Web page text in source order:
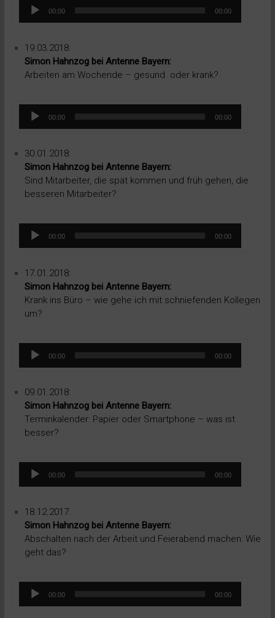
Audio-
Player
00:00 00:00
19.03.2018:
Simon Hahnzog bei Antenne Bayern:
Arbeiten am Wochende – gesund oder krank?
Audio-
Player
00:00 00:00
30.01.2018:
Simon Hahnzog bei Antenne Bayern:
Sind Mitarbeiter, die spät kommen und früh gehen, die
besseren Mitarbeiter?
Audio-
Player
00:00 00:00
17.01.2018:
Simon Hahnzog bei Antenne Bayern:
Krank ins Büro – wie gehe ich mit schniefenden Kollegen
um?
Audio-
Player
00:00 00:00
09.01.2018:
Simon Hahnzog bei Antenne Bayern:
Terminkalender: Papier oder Smartphone – was ist
besser?
Audio-
Player
00:00 00:00
18.12.2017:
Simon Hahnzog bei Antenne Bayern:
Abschalten nach der Arbeit und Feierabend machen: Wie
geht das?
Audio-
Player
00:00 00:00